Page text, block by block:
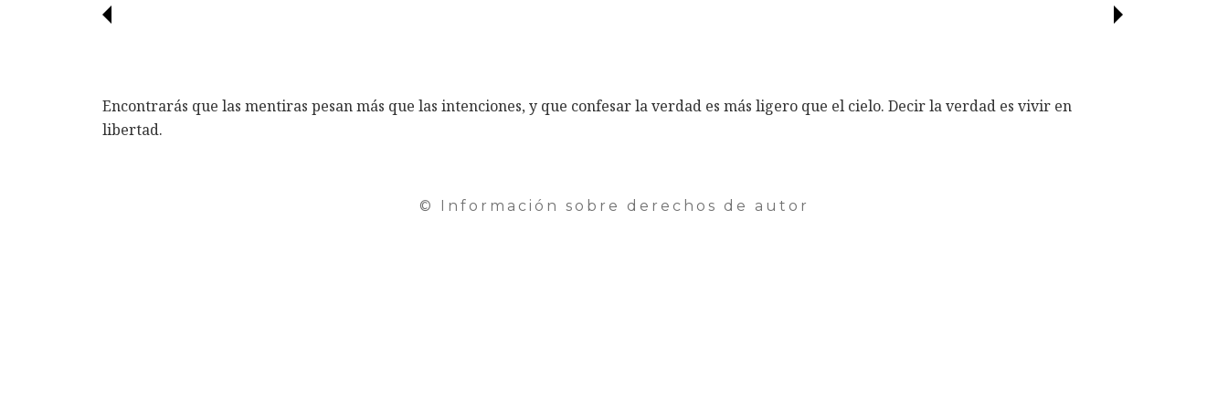
Encontrarás que las mentiras pesan más que las intenciones, y que confesar la verdad es más ligero que el cielo. Decir la verdad es vivir en
libertad.
© Información sobre derechos de autor